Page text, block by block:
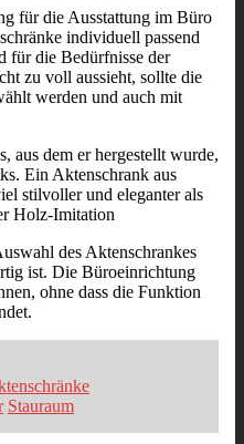
für die Ausstattung im Büro
individuell passend
für die Bedürfnisse der
zu voll aussieht, sollte die
werden und auch mit
aus dem er hergestellt wurde,
Ein Aktenschrank aus
stilvoller und eleganter als
Holz-Imitation
des Aktenschrankes
ist. Die Büroeinrichtung
ohne dass die Funktion
Stauraum